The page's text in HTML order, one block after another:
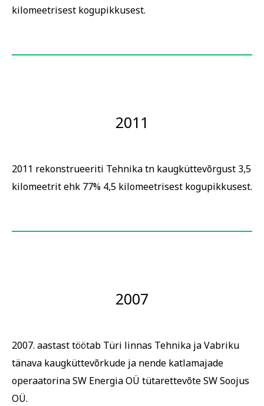
kilomeetrisest kogupikkusest.
2011
2011 rekonstrueeriti Tehnika tn kaugküttevõrgust 3,5
kilomeetrit ehk 77% 4,5 kilomeetrisest kogupikkusest.
2007
2007. aastast töötab Türi linnas Tehnika ja Vabriku
tänava kaugküttevõrkude ja nende katlamajade
operaatorina SW Energia OÜ tütarettevõte SW Soojus
OÜ.